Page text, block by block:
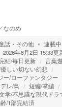
なのめ
話・その他 連載中
2026年8月2日 15:33更
結/毎日更新
言葉
しい切ない幻想
ー/ローファンタジー
レ/鳥
短編/掌編
学/不思議な現代ドラ
/1部完結済